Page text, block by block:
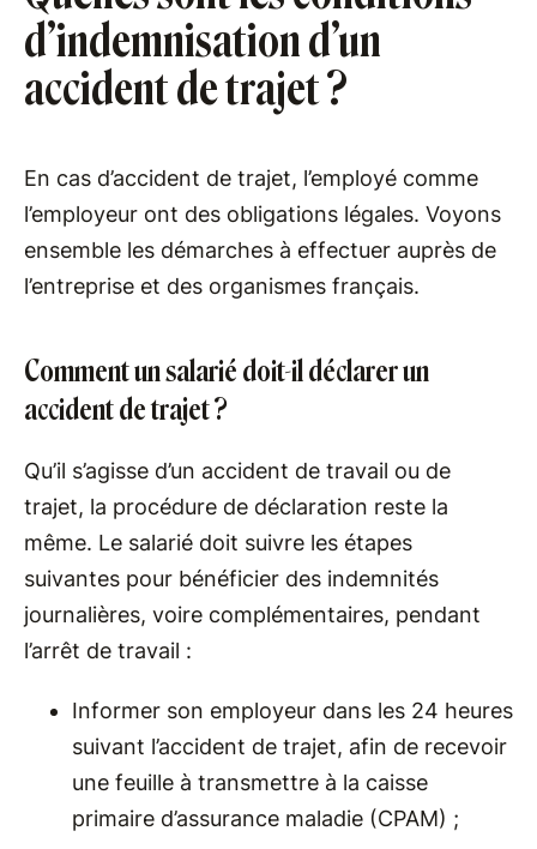
d’indemnisation d’un
accident de trajet ?
En cas d’accident de trajet, l’employé comme
l’employeur ont des obligations légales. Voyons
ensemble les démarches à effectuer auprès de
l’entreprise et des organismes français.
Comment un salarié doit-il déclarer un
accident de trajet ?
Qu’il s’agisse d’un accident de travail ou de
trajet, la procédure de déclaration reste la
même. Le salarié doit suivre les étapes
suivantes pour bénéficier des indemnités
journalières, voire complémentaires, pendant
l’arrêt de travail :
Informer son employeur dans les 24 heures
suivant l’accident de trajet, afin de recevoir
une feuille à transmettre à la caisse
primaire d’assurance maladie (CPAM) ;